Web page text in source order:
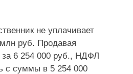
не уплачивает
руб. Продавая
за 6 254 000 руб., НДФЛ
с суммы в 5 254 000